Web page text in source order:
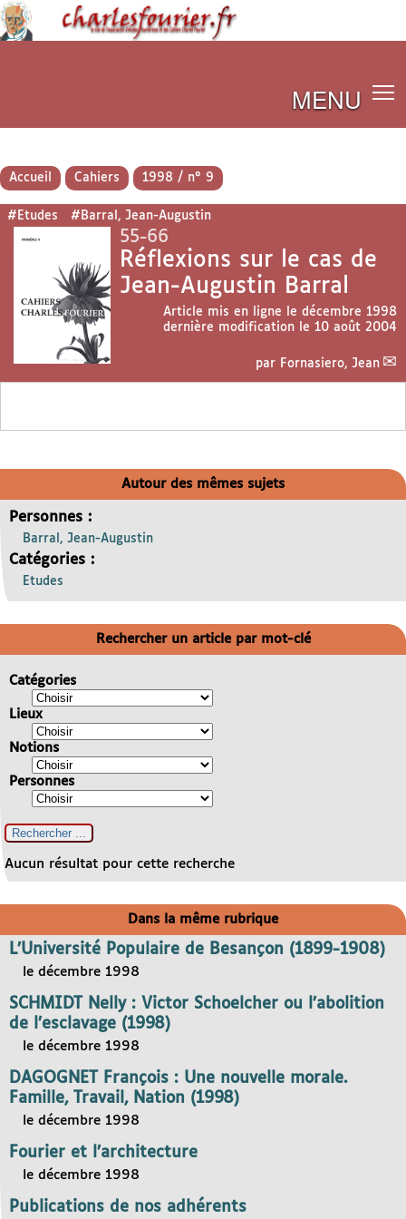
MENU
Accueil Cahiers 1998 / n° 9
#Etudes #Barral, Jean-Augustin
55-66
Réflexions sur le cas de
Jean-Augustin Barral
Article mis en ligne le décembre 1998
dernière modification le 10 août 2004
par Fornasiero, Jean
Autour des mêmes sujets
Personnes :
Barral, Jean-Augustin
Catégories :
Etudes
Rechercher un article par mot-clé
Catégories
Lieux
Notions
Personnes
Aucun résultat pour cette recherche
Dans la même rubrique
L’Université Populaire de Besançon (1899-1908)
le décembre 1998
SCHMIDT Nelly : Victor Schoelcher ou l’abolition
de l’esclavage (1998)
le décembre 1998
DAGOGNET François : Une nouvelle morale.
Famille, Travail, Nation (1998)
le décembre 1998
Fourier et l’architecture
le décembre 1998
Publications de nos adhérents